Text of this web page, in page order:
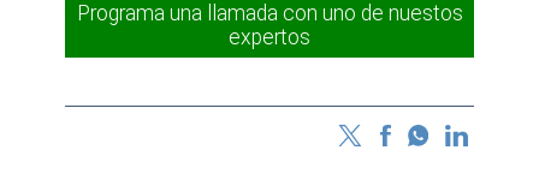
Programa una llamada con uno de nuestos
expertos